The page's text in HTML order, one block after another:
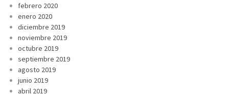
febrero 2020
enero 2020
diciembre 2019
noviembre 2019
octubre 2019
septiembre 2019
agosto 2019
junio 2019
abril 2019